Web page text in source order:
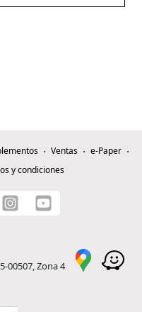
Ventas
e-Paper
y condiciones
00507, Zona 4